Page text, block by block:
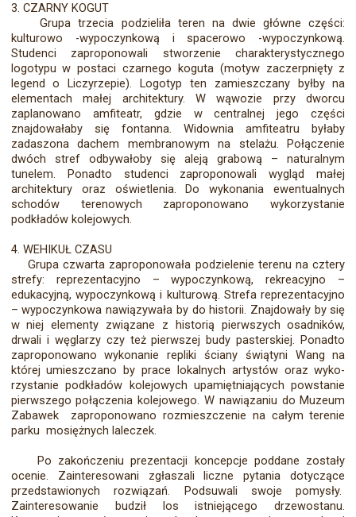
3. CZARNY KOGUT
Grupa trzecia podzieliła teren na dwie główne części:
kulturowo -wypoczynkową i spacero­wo -wypoczynkową.
Studenci zaproponowali stworzenie charakterystycznego
logotypu w postaci czarnego koguta (motyw zaczerpnięty z
legend o Liczyrzepie). Logotyp ten zamieszczany byłby na
elementach małej architektury. W wąwozie przy dworcu
zaplanowano amfiteatr, gdzie w centralnej jego części
znajdowałaby się fontanna. Widownia amfiteatru byłaby
zadaszona dachem membranowym na stelażu. Połączenie
dwóch stref odbywałoby się aleją grabową – naturalnym
tunelem. Ponadto studenci zaproponowali wygląd małej
architektury oraz oświetlenia. Do wykonania ewentualnych
schodów terenowych zaproponowano wykorzystanie
podkładów kolejowych.
4. WEHIKUŁ CZASU
Grupa czwarta zaproponowała podzielenie terenu na cztery
strefy: reprezentacyjno – wypo­czynkową, rekreacyjno –
edukacyjną, wypoczynkową i kulturową. Strefa reprezentacyjno
– wypo­czynkowa nawiązywała by do historii. Znajdowały by się
w niej elementy związane z historią pierw­szych osadników,
drwali i węglarzy czy też pierwszej budy pasterskiej. Ponadto
zaproponowano wy­konanie repliki ściany świątyni Wang na
której umieszczano by prace lokalnych artystów oraz wyko­
rzystanie podkładów kolejowych upamiętniających powstanie
pierwszego połączenia kolejowego. W nawiązaniu do Muzeum
Zabawek zaproponowano rozmieszczenie na całym terenie
parku mosiężnych laleczek.
Po zakończeniu prezentacji koncepcje poddane zostały
ocenie. Zainteresowani zgłaszali liczne pytania dotyczące
przedstawionych rozwiązań. Podsuwali swoje pomysły.
Zainteresowanie budził los istniejącego drzewostanu.